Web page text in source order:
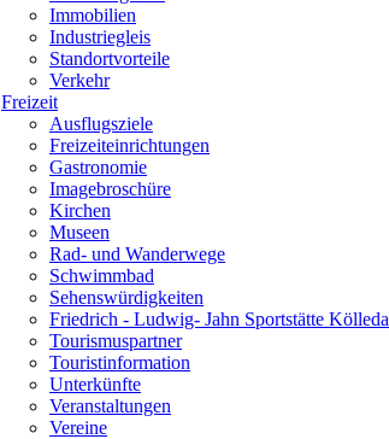
Immobilien
Industriegleis
Standortvorteile
Verkehr
Freizeit
Ausflugsziele
Freizeiteinrichtungen
Gastronomie
Imagebroschüre
Kirchen
Museen
Rad- und Wanderwege
Schwimmbad
Sehenswürdigkeiten
Friedrich - Ludwig- Jahn Sportstätte Kölleda
Tourismuspartner
Touristinformation
Unterkünfte
Veranstaltungen
Vereine